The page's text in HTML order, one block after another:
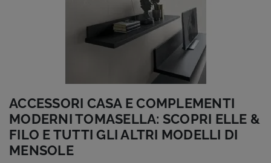
ACCESSORI CASA E COMPLEMENTI
MODERNI TOMASELLA: SCOPRI ELLE &
FILO E TUTTI GLI ALTRI MODELLI DI
MENSOLE